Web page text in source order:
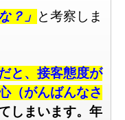
？」 と考察しま
と、接客態度が
（がんばんなさ
しまいます。 年